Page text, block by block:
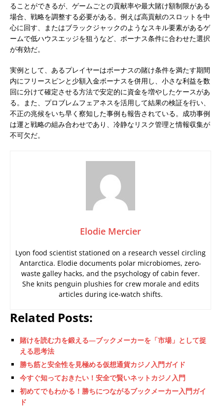
ることができるが、ゲームごとの貢献率や最大賭け額制限がある
場合、戦略を調整する必要がある。例えば高貢献のスロットを中
心に回す、またはブラックジャックのようなスキル要素があるゲ
ームで低ハウスエッジを狙うなど、ボーナス条件に合わせた選択
が有効だ。
実例として、あるプレイヤーはボーナスの賭け条件を満たす期間
内にフリースピンと少額入金ボーナスを併用し、小さな利益を数
回に分けて確定させる方法で安定的に資金を増やしたケースがあ
る。また、プロブレムフェアネスを活用して結果の検証を行い、
不正の兆候をいち早く察知した事例も報告されている。成功事例
は運と戦略の組み合わせであり、冷静なリスク管理と情報収集が
不可欠だ。
Elodie Mercier
Lyon food scientist stationed on a research vessel circling
Antarctica. Elodie documents polar microbiomes, zero-
waste galley hacks, and the psychology of cabin fever.
She knits penguin plushies for crew morale and edits
articles during ice-watch shifts.
Related Posts:
賭けを読む力を鍛える—ブックメーカーを「市場」として捉
える思考法
勝ち筋と安全性を見極める仮想通貨カジノ入門ガイド
今すぐ知っておきたい！安全で賢いネットカジノ入門
初めてでもわかる！勝ちにつながるブックメーカー入門ガイ
ド